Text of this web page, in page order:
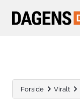
Forside Viralt